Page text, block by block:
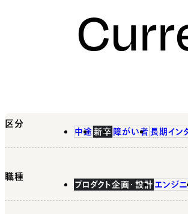
区分
中途 新卒 障がい者 長期イン
職種
プロダクト企画・設計 エンジ